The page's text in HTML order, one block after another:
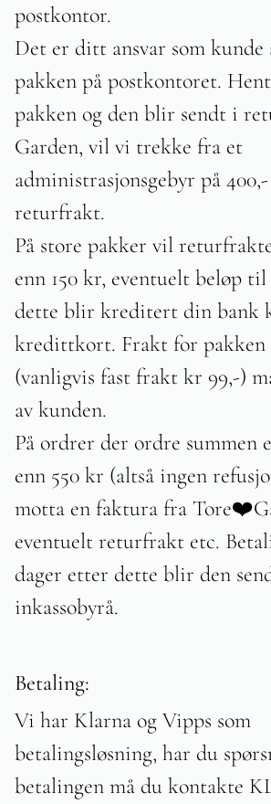
postkontor.
Det er ditt ansvar som kunde
pakken på postkontoret.
pakken og den blir sendt i
Garden, vil vi trekke fra et
administrasjonsgebyr på
returfrakt.
På store pakker vil
enn 150 kr, eventuelt beløp
dette blir kreditert din bank
kredittkort. Frakt for
(vanligvis fast frakt kr 99,-)
av kunden.
På ordrer der ordre summen
enn 550 kr (altså ingen
motta en faktura fra
eventuelt returfrakt etc.
dager etter dette blir den
inkassobyrå.
Betaling:
Vi har Klarna og Vipps som
betalingsløsning, har du
betalingen må du kontakte